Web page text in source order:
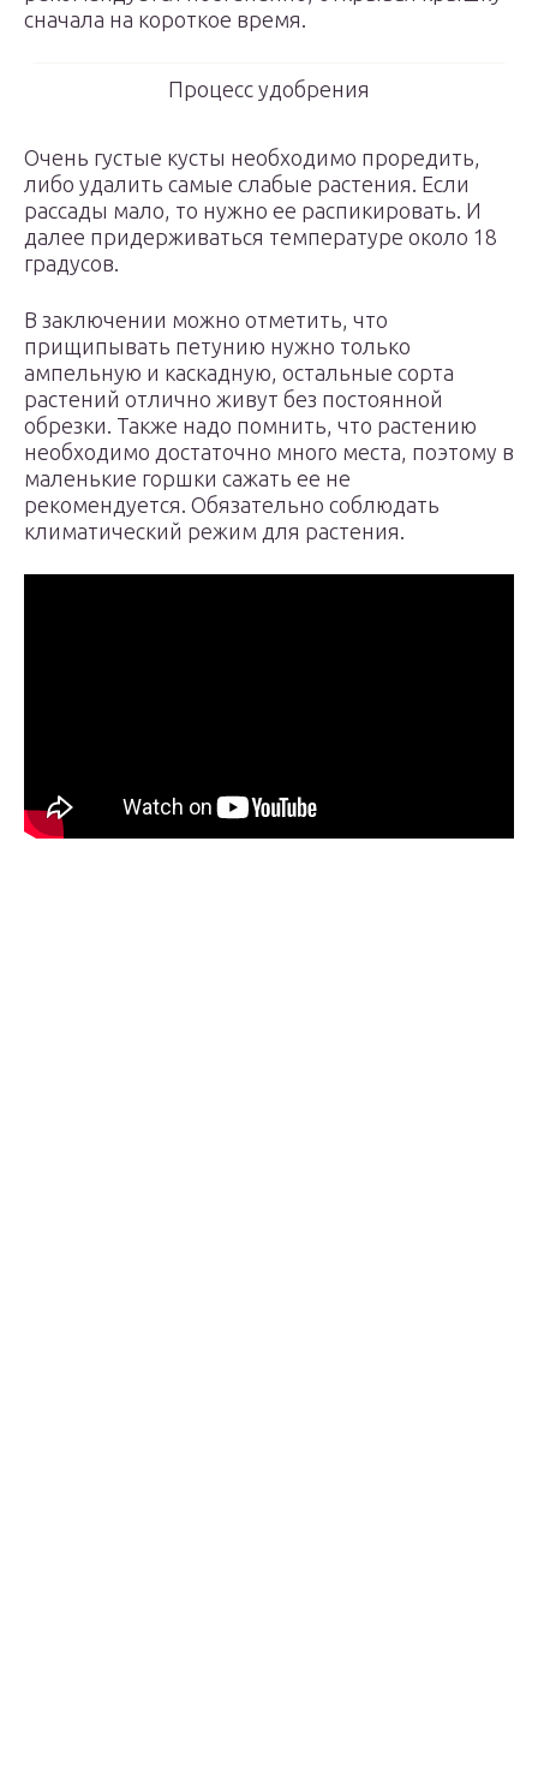
сначала на короткое время.
Процесс удобрения
Очень густые кусты необходимо проредить,
либо удалить самые слабые растения. Если
рассады мало, то нужно ее распикировать. И
далее придерживаться температуре около 18
градусов.
В заключении можно отметить, что
прищипывать петунию нужно только
ампельную и каскадную, остальные сорта
растений отлично живут без постоянной
обрезки. Также надо помнить, что растению
необходимо достаточно много места, поэтому в
маленькие горшки сажать ее не
рекомендуется. Обязательно соблюдать
климатический режим для растения.